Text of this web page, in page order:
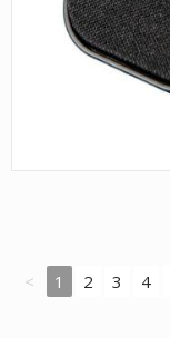
< 1 2 3 4